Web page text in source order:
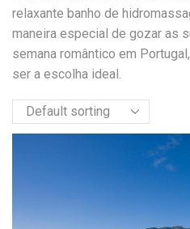
relaxante banho de
maneira especial de gozar as
semana romântico em
ser a escolha ideal.